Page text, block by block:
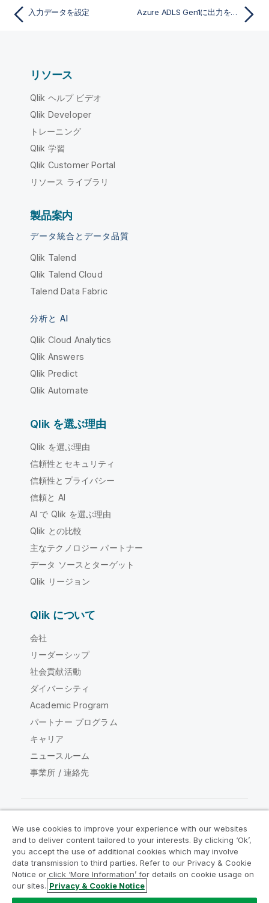
入力データを設定 Azure ADLS Gen1に出力を書き込む
リソース
Qlik ヘルプ ビデオ
Qlik Developer
トレーニング
Qlik 学習
Qlik Customer Portal
リソース ライブラリ
製品案内
データ統合とデータ品質
Qlik Talend
Qlik Talend Cloud
Talend Data Fabric
分析と AI
Qlik Cloud Analytics
Qlik Answers
Qlik Predict
Qlik Automate
Qlik を選ぶ理由
Qlik を選ぶ理由
信頼性とセキュリティ
信頼性とプライバシー
信頼と AI
AI で Qlik を選ぶ理由
Qlik との比較
主なテクノロジー パートナー
データ ソースとターゲット
Qlik リージョン
Qlik について
会社
リーダーシップ
社会貢献活動
ダイバーシティ
Academic Program
パートナー プログラム
キャリア
ニュースルーム
事業所 / 連絡先
Qlik コミュニティ
法的契約 製品規約
Legal Policies
リーガルポリシー
利用規約
Do Not Share My Info
We use cookies to improve your experience with our websites
and to deliver content tailored to your interests. By clicking ‘Ok’,
you accept the use of additional cookies which may involve
data transmission to third parties. Refer to our Privacy & Cookie
Notice or click ‘More Information’ for details on cookie usage on
our sites. Privacy & Cookie Notice